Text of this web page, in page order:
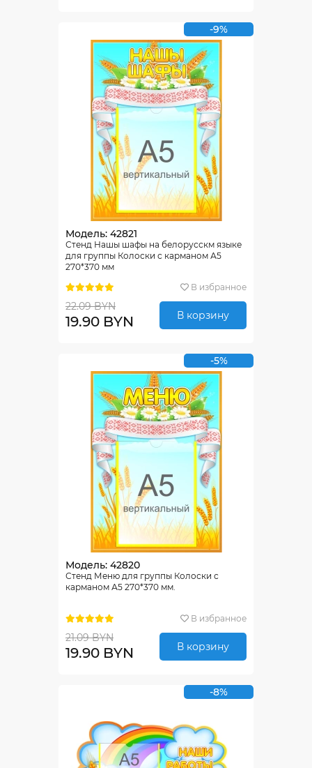
-9%
Модель: 42821
Стенд Нашы шафы на белорусскм языке
для группы Колоски с карманом А5
270*370 мм
В избранное
22.09 BYN
19.90 BYN В корзину
-5%
Модель: 42820
Стенд Меню для группы Колоски с
карманом А5 270*370 мм.
В избранное
21.09 BYN
19.90 BYN В корзину
-8%